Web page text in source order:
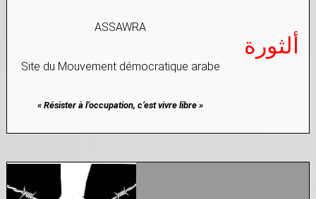
ASSAWRA
Site du Mouvement démocratique arabe
« Résister à l’occupation, c’est vivre libre »
ألثورة